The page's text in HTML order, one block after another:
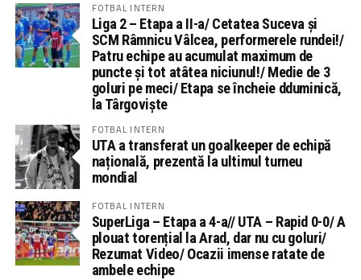
FOTBAL INTERN
Liga 2 – Etapa a II-a/ Cetatea Suceva și
SCM Râmnicu Vâlcea, performerele rundei!/
Patru echipe au acumulat maximum de
puncte și tot atâtea niciunul!/ Medie de 3
goluri pe meci/ Etapa se încheie dduminică,
la Târgoviște
FOTBAL INTERN
UTA a transferat un goalkeeper de echipă
națională, prezentă la ultimul turneu
mondial
FOTBAL INTERN
SuperLiga – Etapa a 4-a// UTA – Rapid 0-0/ A
plouat torențial la Arad, dar nu cu goluri/
Rezumat Video/ Ocazii imense ratate de
ambele echipe